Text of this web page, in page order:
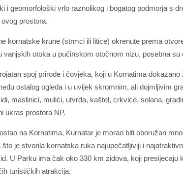
i geomorfološki vrlo raznolikog i bogatog podmorja s
prostora.
kornatske krune (strmci ili litice) okrenute prema
vanjskih otoka u pučinskom otočnom nizu, posebna su
spoj prirode i čovjeka, koji u Kornatima
ostalog ogleda i u uvijek skromnim, ali dojmljivim
maslinici, mulići, utvrda, kaštel, crkvice, solana,
ukras prostora NP.
na Kornatima, Kurnatar je morao biti oboružan
što je stvorila kornatska ruka najupečatljiviji i
U Parku ima čak oko 330 km zidova, koji presijecaju
turističkih atrakcija.